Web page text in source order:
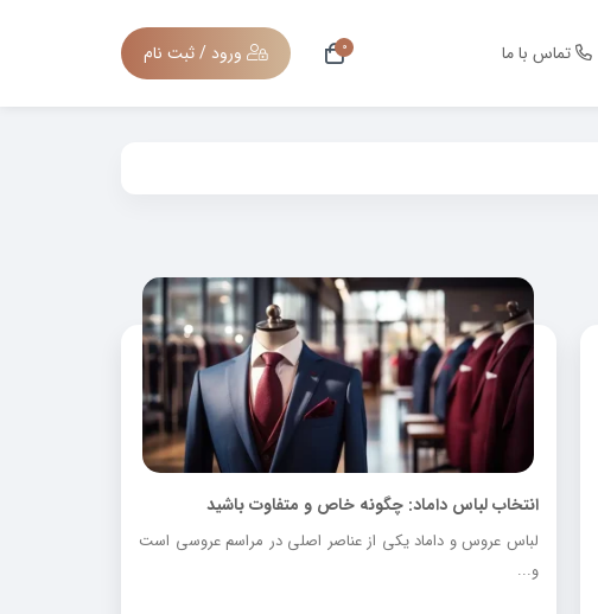
تماس با ما ورود / ثبت نام 0
انتخاب لباس داماد: چگونه خاص و متفاوت باشید
لباس عروس و داماد یکی از عناصر اصلی در مراسم عروسی است
و...